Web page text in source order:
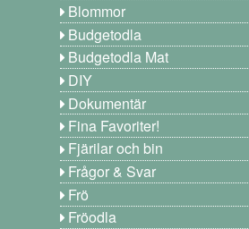
Blommor
Budgetodla
Budgetodla Mat
DIY
Dokumentär
Fina Favoriter!
Fjärilar och bin
Frågor & Svar
Frö
Fröodla